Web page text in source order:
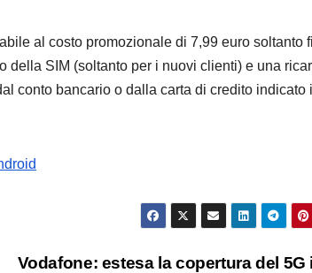
al costo promozionale di 7,99 euro soltanto
della SIM (soltanto per i nuovi clienti) e una
conto bancario o dalla carta di credito indicato
Vodafone: estesa la copertura del 5G